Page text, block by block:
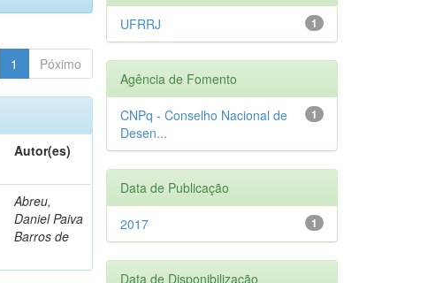
1 Póximo
Autor(es)
Abreu,
Daniel Paiva
Barros de
1
UFRRJ
Agência de Fomento
1
CNPq - Conselho Nacional de
Desen...
Data de Publicação
1
2017
Data de Disponibilização